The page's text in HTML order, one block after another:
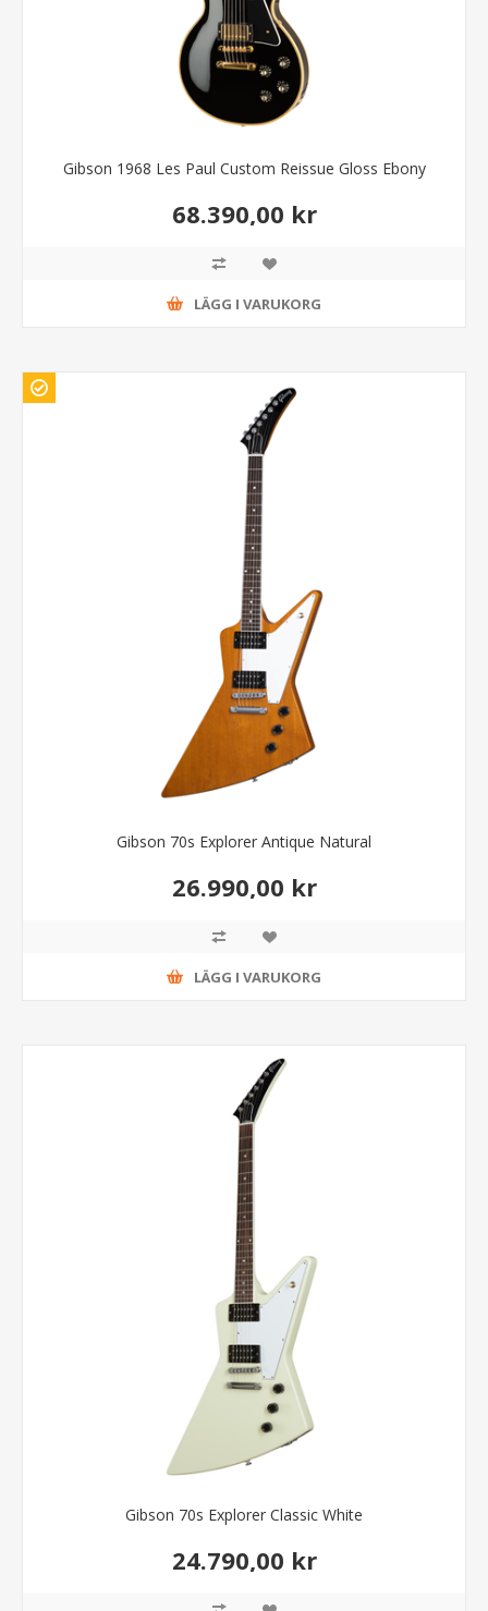
Gibson 1968 Les Paul Custom Reissue Gloss Ebony
68.390,00 kr
LÄGG I VARUKORG
Gibson 70s Explorer Antique Natural
26.990,00 kr
LÄGG I VARUKORG
Gibson 70s Explorer Classic White
24.790,00 kr